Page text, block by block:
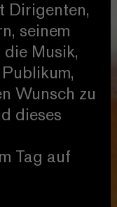
Dirigenten,
seinem
Musik,
Wunsch zu
dieses
Tag auf